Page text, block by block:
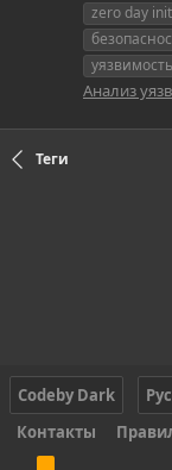
zero day
Анализ
Теги
Codeby Dark
Контакты